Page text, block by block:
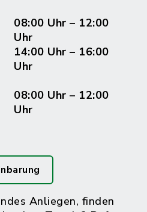
08:00 Uhr – 12:00
Uhr
14:00 Uhr – 16:00
Uhr
08:00 Uhr – 12:00
Uhr
Anliegen, finden